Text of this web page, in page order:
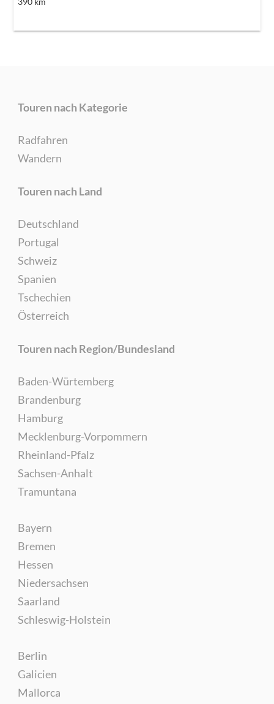
Touren nach Kategorie
Radfahren
Wandern
Touren nach Land
Deutschland
Portugal
Schweiz
Spanien
Tschechien
Österreich
Touren nach Region/Bundesland
Baden-Würtemberg
Brandenburg
Hamburg
Mecklenburg-Vorpommern
Rheinland-Pfalz
Sachsen-Anhalt
Tramuntana
Bayern
Bremen
Hessen
Niedersachsen
Saarland
Schleswig-Holstein
Berlin
Galicien
Mallorca